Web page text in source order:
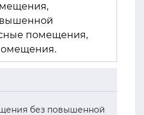
помещения,
без повышенной